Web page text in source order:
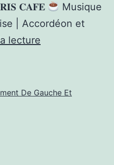
𝐂𝐀𝐅𝐄
Musique
| Accordéon et
lecture
Guitar
De Gauche Et